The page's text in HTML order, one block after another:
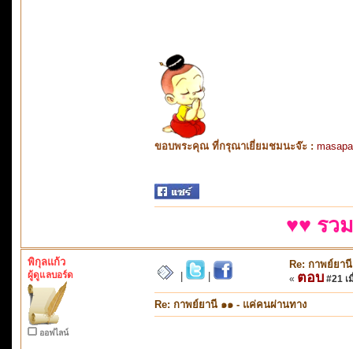
ขอบพระคุณ ที่กรุณาเยี่ยมชมนะจ๊ะ :
♥♥ รว
พิกุลแก้ว
ผู้ดูแลบอร์ด
ออฟไลน์
Re: กาพย์ยา
« ตอบ #21 เ
Re: กาพย์ยานี ๑๑ - แค่คนผ่านทาง